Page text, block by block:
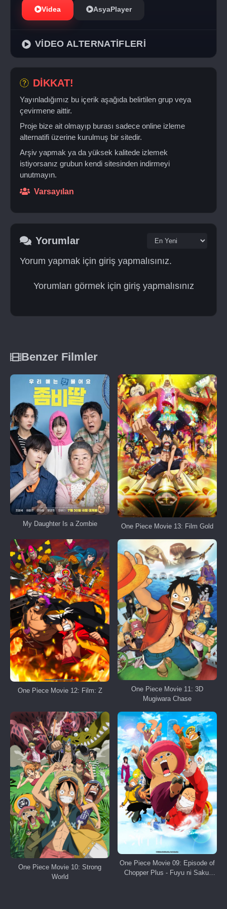
Videa AsyaPlayer
VİDEO ALTERNATİFLERİ
DİKKAT!
Yayınladığımız bu içerik aşağıda belirtilen grup veya
çevirmene aittir.
Proje bize ait olmayıp burası sadece online izleme
alternatifi üzerine kurulmuş bir sitedir.
Arşiv yapmak ya da yüksek kalitede izlemek
istiyorsanız grubun kendi sitesinden indirmeyi
unutmayın.
Varsayılan
Yorumlar
Yorum yapmak için giriş yapmalısınız.
Yorumları görmek için giriş yapmalısınız
Benzer Filmler
My Daughter Is a Zombie One Piece Movie 13: Film Gold
One Piece Movie 12: Film: Z
One Piece Movie 11: 3D
Mugiwara Chase
One Piece Movie 10: Strong
World
One Piece Movie 09: Episode of
Chopper Plus - Fuyu ni Saku,